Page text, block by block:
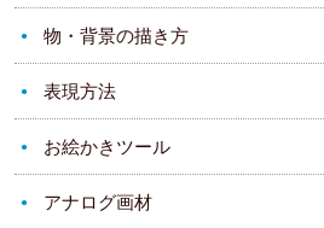
物・背景の描き方
表現方法
お絵かきツール
アナログ画材